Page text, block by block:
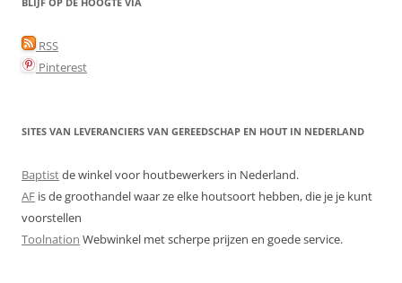
RSS
Pinterest
SITES VAN LEVERANCIERS VAN GEREEDSCHAP EN HOUT IN NEDERLAND
Baptistde winkel voor houtbewerkers in Nederland.
AF is de groothandel waar ze elke houtsoort hebben, die je je kunt
voorstellen
Toolnation Webwinkel met scherpe prijzen en goede service.